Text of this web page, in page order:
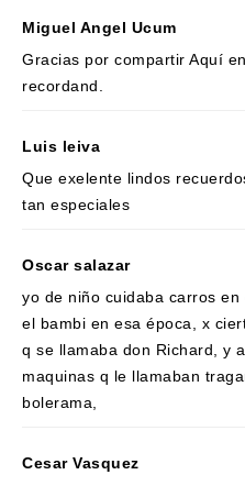
Miguel Angel Ucum
Gracias por compartir Aquí
recordand.
Luis leiva
Que exelente lindos
tan especiales
Oscar salazar
yo de niño cuidaba carros
el bambi en esa época, x
q se llamaba don Richard, y
maquinas q le llamaban
bolerama,
Cesar Vasquez